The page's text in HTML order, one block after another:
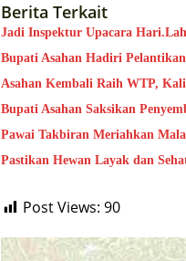
Berita Terkait
Jadi Inspektur Upacara
Bupati Asahan Hadiri
Asahan Kembali Raih WTP,
Bupati Asahan Saksikan
Pawai Takbiran Meriahkan
Pastikan Hewan Layak dan
Post Views: 90